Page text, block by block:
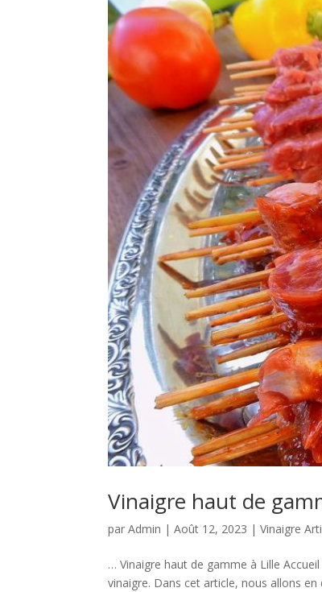
Vinaigre haut de
parAdmin |Août 12, 2023 |Vinaigre
… Vinaigre haut de gamme à Lille
vinaigre. Dans cet article, nous allons